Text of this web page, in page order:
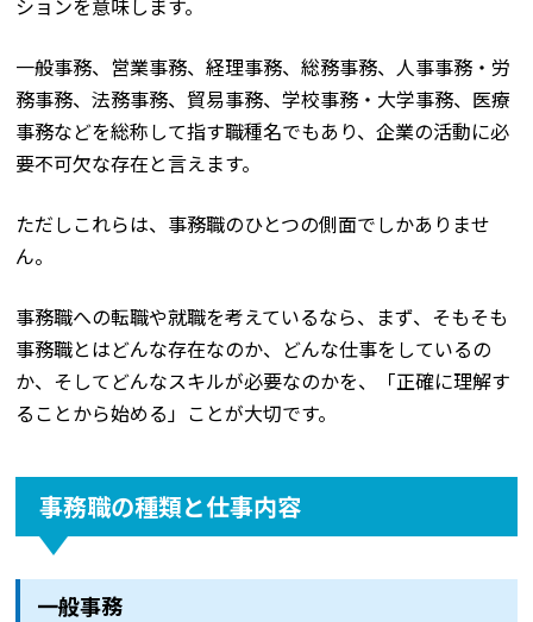
一般事務、営業事務、経理事務、総務事務、人事事務・労
務事務、法務事務、貿易事務、学校事務・大学事務、医療
事務などを総称して指す職種名でもあり、企業の活動に必
要不可欠な存在と言えます。
ただしこれらは、事務職のひとつの側面でしかありませ
ん。
事務職への転職や就職を考えているなら、まず、そもそも
事務職とはどんな存在なのか、どんな仕事をしているの
か、そしてどんなスキルが必要なのかを、「正確に理解す
ることから始める」ことが大切です。
事務職の種類と仕事内容
一般事務